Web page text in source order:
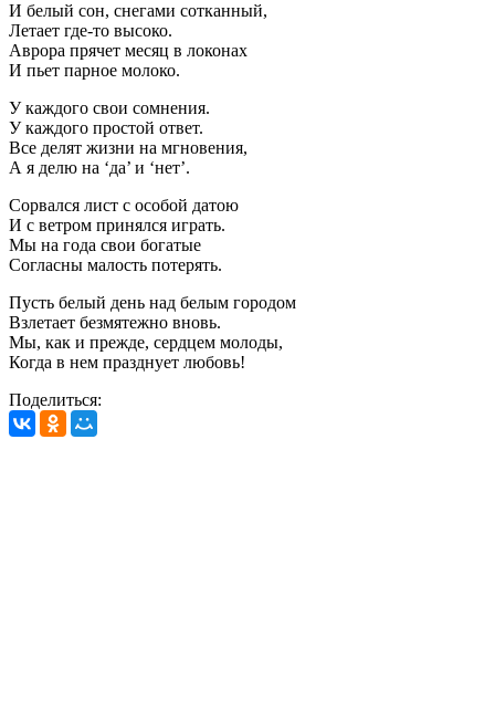
И белый сон, снегами сотканный,
Летает где-то высоко.
Аврора прячет месяц в локонах
И пьет парное молоко.
У каждого свои сомнения.
У каждого простой ответ.
Все делят жизни на мгновения,
А я делю на ‘да’ и ‘нет’.
Сорвался лист с особой датою
И с ветром принялся играть.
Мы на года свои богатые
Согласны малость потерять.
Пусть белый день над белым городом
Взлетает безмятежно вновь.
Мы, как и прежде, сердцем молоды,
Когда в нем празднует любовь!
Поделиться: